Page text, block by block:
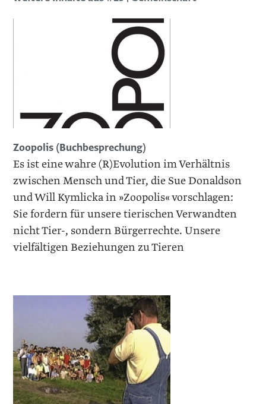
Zoopolis (Buchbesprechung)
Es ist eine wahre (R)Evolution im Verhältnis
zwischen Mensch und Tier, die Sue Donaldson
und Will Kymlicka in »Zoopolis« vorschlagen:
Sie fordern für unsere tierischen Verwandten
nicht Tier-, sondern Bürgerrechte. Unsere
vielfältigen Beziehungen zu Tieren